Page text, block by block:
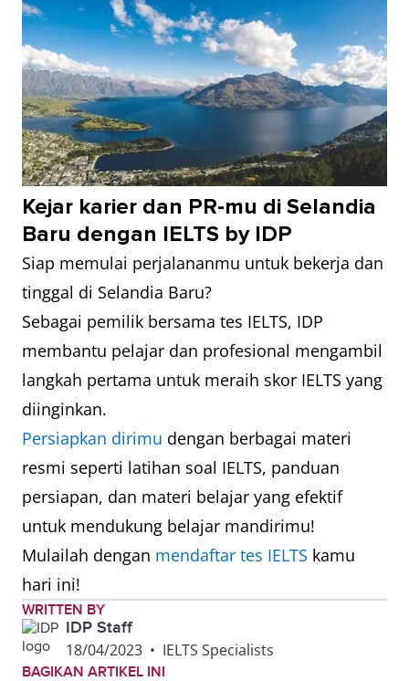
Kejar karier dan PR-mu di Selandia
Baru dengan IELTS by IDP
Siap memulai perjalananmu untuk bekerja dan
tinggal di Selandia Baru?
Sebagai pemilik bersama tes IELTS, IDP
membantu pelajar dan profesional mengambil
langkah pertama untuk meraih skor IELTS yang
diinginkan.
Persiapkan dirimu dengan berbagai materi
resmi seperti latihan soal IELTS, panduan
persiapan, dan materi belajar yang efektif
untuk mendukung belajar mandirimu!
Mulailah dengan mendaftar tes IELTS kamu
hari ini!
WRITTEN BY
IDP Staff
18/04/2023 • IELTS Specialists
BAGIKAN ARTIKEL INI